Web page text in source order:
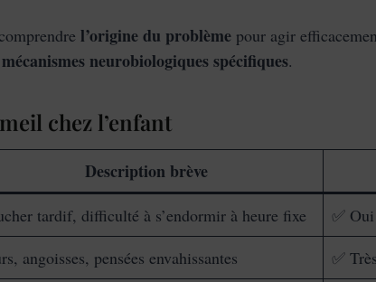
l’origine du problème pour agir
neurobiologiques spécifiques.
chez l’enfant
Description brève
tardif, difficulté à s’endormir à heure fixe ✅ Oui
angoisses, pensées envahissantes ✅